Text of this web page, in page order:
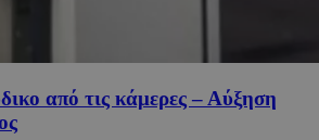
από τις κάμερες – Αύξηση